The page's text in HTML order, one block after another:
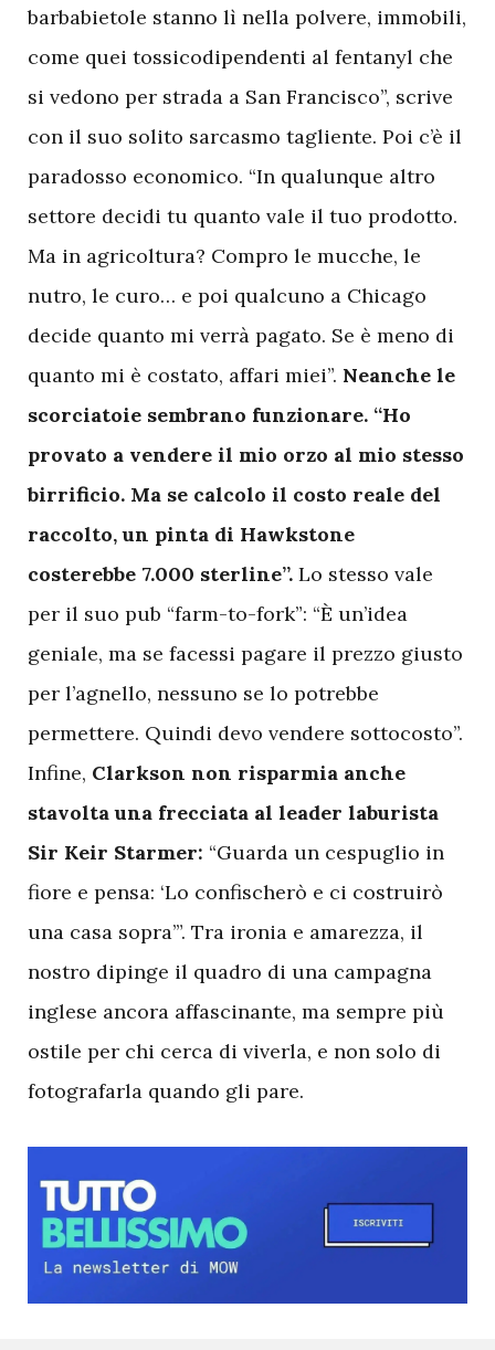
barbabietole stanno lì nella polvere, immobili,
come quei tossicodipendenti al fentanyl che
si vedono per strada a San Francisco”, scrive
con il suo solito sarcasmo tagliente. Poi c’è il
paradosso economico. “In qualunque altro
settore decidi tu quanto vale il tuo prodotto.
Ma in agricoltura? Compro le mucche, le
nutro, le curo… e poi qualcuno a Chicago
decide quanto mi verrà pagato. Se è meno di
quanto mi è costato, affari miei”. Neanche le
scorciatoie sembrano funzionare. “Ho
provato a vendere il mio orzo al mio stesso
birrificio. Ma se calcolo il costo reale del
raccolto, un pinta di Hawkstone
costerebbe 7.000 sterline”. Lo stesso vale
per il suo pub “farm-to-fork”: “È un’idea
geniale, ma se facessi pagare il prezzo giusto
per l’agnello, nessuno se lo potrebbe
permettere. Quindi devo vendere sottocosto”.
Infine, Clarkson non risparmia anche
stavolta una frecciata al leader laburista
Sir Keir Starmer: “Guarda un cespuglio in
fiore e pensa: ‘Lo confischerò e ci costruirò
una casa sopra’”. Tra ironia e amarezza, il
nostro dipinge il quadro di una campagna
inglese ancora affascinante, ma sempre più
ostile per chi cerca di viverla, e non solo di
fotografarla quando gli pare.